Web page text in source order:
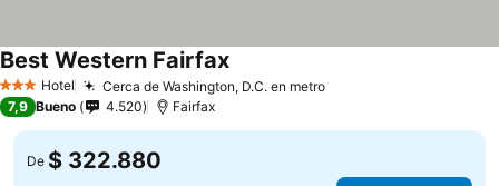
3 Estrellas
Hotel Cerca de Washington, D.C. en metro
Best Western Fairfax
7,9 Bueno 4.520 Fairfax
De $ 322.880